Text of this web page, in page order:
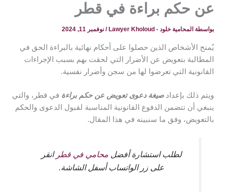
عن حكم براءة في قطر
بواسطة المحامية خلود - Lawyer Kholoud /نوفمبر 11, 2024
يُمنح الأشخاص الذين حصلوا على أحكام نهائية بالبراءة الحق في
المطالبة بتعويض عن الأضرار التي لحقت بهم بسبب الإجراءات
القانونية التي تعرضوا لها من سجن وأضرار نفسية.
ويتم ذلك بإعدادصيغة دعوى تعويض عن حكم براءة في قطر، والتي
ينبغي أن تتضمن الدفوع القانونية المناسبة لقبول الدعوى والحكم
بالتعويض، وفق ما سنبينه في هذا المقال.
لطلب استشارة أفضل محامي في قطر انقر
على زر الواتساب أسفل الشاشة.